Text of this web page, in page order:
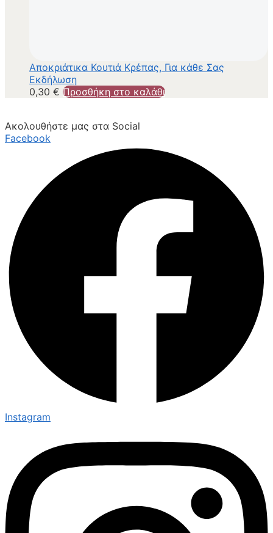
Αποκριάτικα Κουτιά Κρέπας, Για κάθε Σας
Εκδήλωση
0,30 € Προσθήκη στο καλάθι
Ακολουθήστε μας στα Social
Facebook
Instagram